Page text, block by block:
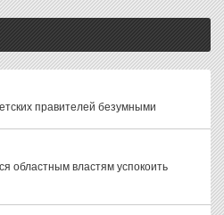
правителей безумными
областным властям успокоить